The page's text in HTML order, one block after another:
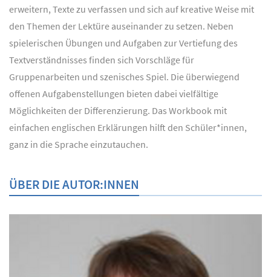
erweitern, Texte zu verfassen und sich auf kreative Weise mit
den Themen der Lektüre auseinander zu setzen. Neben
spielerischen Übungen und Aufgaben zur Vertiefung des
Textverständnisses finden sich Vorschläge für
Gruppenarbeiten und szenisches Spiel. Die überwiegend
offenen Aufgabenstellungen bieten dabei vielfältige
Möglichkeiten der Differenzierung. Das Workbook mit
einfachen englischen Erklärungen hilft den Schüler*innen,
ganz in die Sprache einzutauchen.
ÜBER DIE AUTOR:INNEN